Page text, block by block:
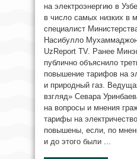
на электроэнергию в
в число самых низких в
специалист
Насибулло
UzReport TV. Ранее
публично объяснило
повышение тарифов на
и природный газ.
взгляд» Севара
на вопросы и мнения
тарифы на
повышены, если, по
и до этого были ...